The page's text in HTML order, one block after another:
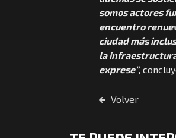
somos actores
encuentro
ciudad más
la
exprese”,
Volver